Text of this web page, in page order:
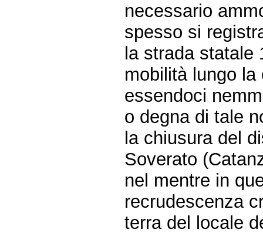
necessario
spesso si
la strada statale
mobilità lungo
essendoci
o degna di tale
la chiusura del
Soverato
nel mentre in
recrudescenza
terra del locale